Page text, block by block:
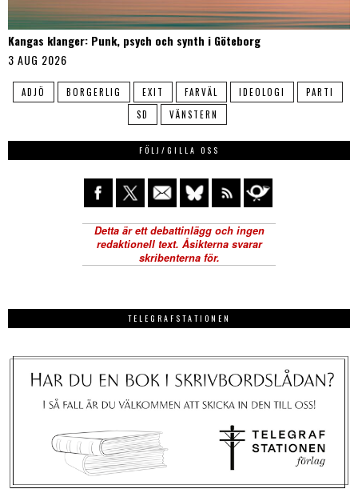
Kangas klanger: Punk, psych och synth i Göteborg
3 AUG 2026
ADJÖ BORGERLIG EXIT FARVÄL IDEOLOGI
PARTI
SD
VÄNSTERN
FÖLJ/GILLA OSS
TELEGRAFSTATIONEN